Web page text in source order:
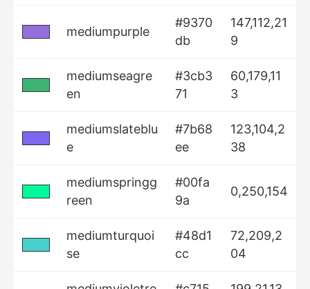
mediumpurple
#9370
db
147,112,21
9
mediumseagre
en
#3cb3
71
60,179,11
3
mediumslateblu
e
#7b68
ee
123,104,2
38
mediumspringg
reen
#00fa
9a
0,250,154
mediumturquoi
se
#48d1
cc
72,209,2
04